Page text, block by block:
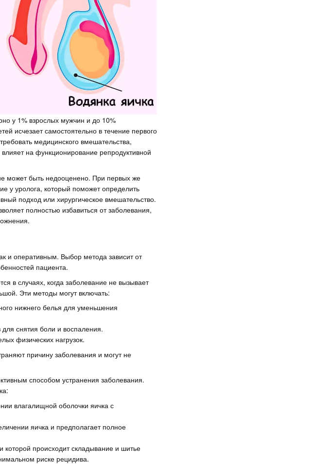
у 1% взрослых мужчин и до 10%
исчезает самостоятельно в течение первого
медицинского вмешательства,
на функционирование репродуктивной
может быть недооценено. При первых же
у уролога, который поможет определить
подход или хирургическое вмешательство.
полностью избавиться от заболевания,
и оперативным. Выбор метода зависит от
пациента.
в случаях, когда заболевание не вызывает
Эти методы могут включать:
нижнего белья для уменьшения
снятия боли и воспаления.
физических нагрузок.
причину заболевания и могут не
способом устранения заболевания.
влагалищной оболочки яичка с
яичка и предполагает полное
происходит складывание и шитье
риске рецидива.